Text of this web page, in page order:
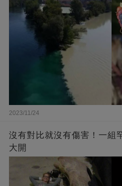
2023/11/24
沒有對比就沒有傷害！一組
大開